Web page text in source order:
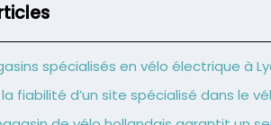
spécialisés en vélo électrique à
fiabilité d’un site spécialisé dans le